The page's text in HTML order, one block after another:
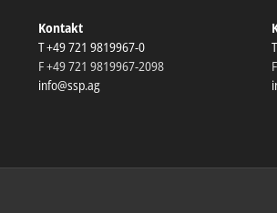
Kontakt
T +49 721 9819967-0
F +49 721 9819967-2098
info@ssp.ag